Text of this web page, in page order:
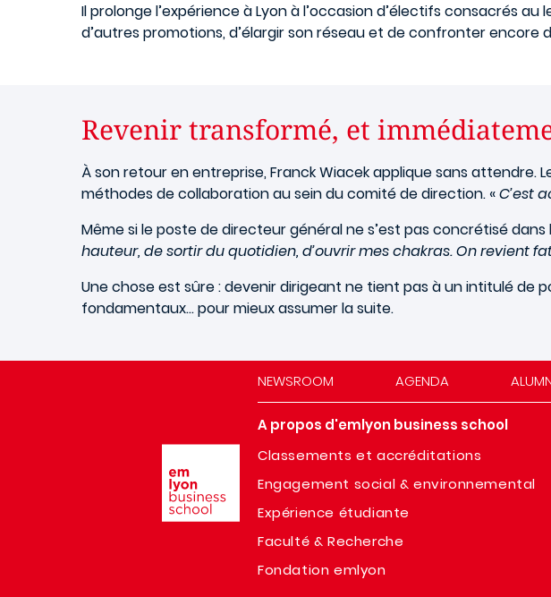
Il prolonge l’expérience à Lyon à l’occasion d’électifs consacrés
d’autres promotions, d’élargir son réseau et de confronter encore
Revenir transformé, et
À son retour en entreprise, Franck Wiacek applique sans
méthodes de collaboration au sein du comité de direction. «C’est
Même si le poste de directeur général ne s’est pas concrétisé
hauteur, de sortir du quotidien, d’ouvrir mes chakras. On revient
Une chose est sûre : devenir dirigeant ne tient pas à un intitulé de
fondamentaux… pour mieux assumer la suite.
NEWSROOM AGENDA
A propos d'emlyon business school
Classements et accréditations
Engagement social & environnemental
Expérience étudiante
Faculté & Recherche
Fondation emlyon